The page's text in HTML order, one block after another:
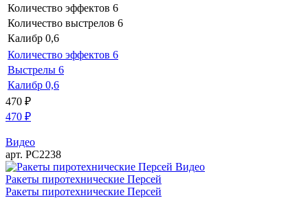
Количество эффектов 6
Количество выстрелов 6
Калибр 0,6
Количество эффектов 6
Выстрелы 6
Калибр 0,6
470 ₽
470 ₽
Видео
арт. РС2238
Видео
Ракеты пиротехнические Персей
Ракеты пиротехнические Персей